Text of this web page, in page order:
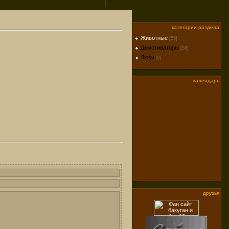
категории раздела
Животные [55]
Демотиваторы [58]
Люди [0]
календарь
друзья